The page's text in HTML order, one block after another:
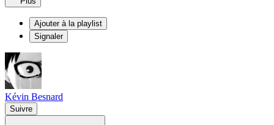
Ajouter à la playlist
Signaler
Kévin Besnard
Suivre